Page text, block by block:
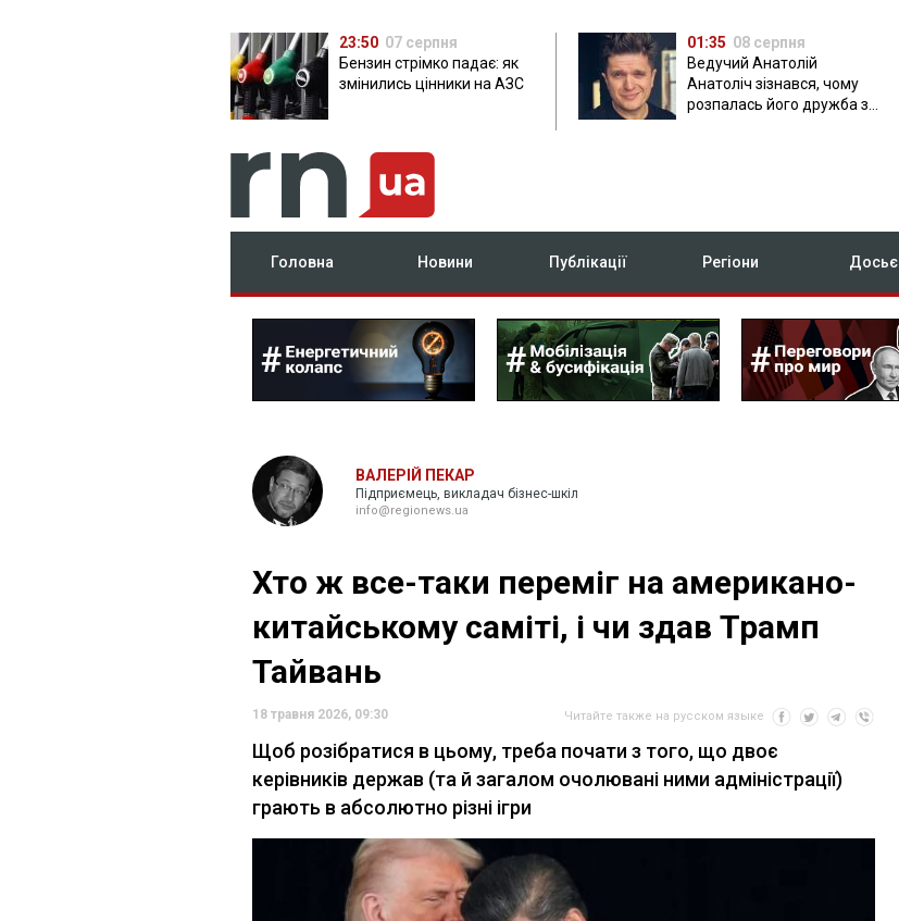
23:50 07 серпня
Бензин стрімко падає: як
змінились цінники на АЗС
01:35 08 серпня
Ведучий Анатолій
Анатоліч зізнався, чому
розпалась його дружба з
Головна Новини Публікації Регіони Досьє
ВАЛЕРІЙ ПЕКАР
Підприємець, викладач бізнес-шкіл
info@regionews.ua
Хто ж все-таки переміг на американо-
китайському саміті, і чи здав Трамп
Тайвань
18 травня 2026, 09:30 Читайте также на русском языке
Щоб розібратися в цьому, треба почати з того, що двоє
керівників держав (та й загалом очолювані ними адміністрації)
грають в абсолютно різні ігри